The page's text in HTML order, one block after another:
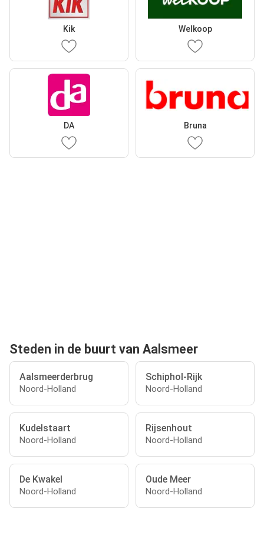
Kik Welkoop
DA Bruna
Steden in de buurt van Aalsmeer
Aalsmeerderbrug
Noord-Holland
Schiphol-Rijk
Noord-Holland
Kudelstaart
Noord-Holland
Rijsenhout
Noord-Holland
De Kwakel
Noord-Holland
Oude Meer
Noord-Holland